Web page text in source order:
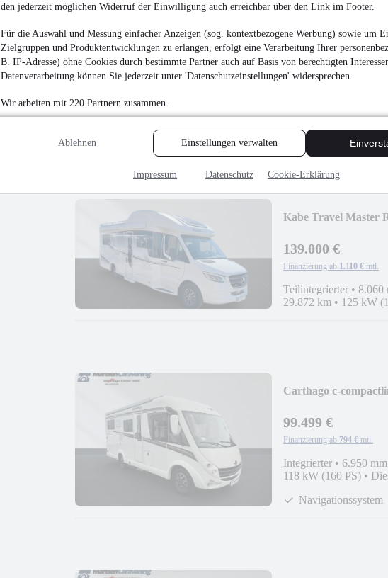
den jederzeit möglichen Widerruf der Einwilligung auch erreichbar über den Link im Footer.
Für die Auswahl und Messung einfacher Anzeigen (sog. kontextbezogene Werbung) sowie um
Zielgruppen und Produktentwicklungen zu erlangen, erfolgt eine Verarbeitung Ihrer
B. IP-Adresse) ohne Cookies durch bestimmte Partner auch auf Basis von berechtigten
Datenverarbeitung können Sie jederzeit unter 'Datenschutzeinstellungen' widersprechen.
Wir arbeiten mit 220 Partnern zusammen.
Ablehnen Einstellungen verwalten
Impressum Datenschutz Cookie-Erklärung
74.900 €
Finanzierung ab 598 € mtl.
Sat-Anlage
Kabe Travel Master
139.000 €
Finanzierung ab 1.110 € mtl.
Teilintegrierter • 8.060
29.872 km • 125 kW
Carthago c-
99.499 €
Finanzierung ab 794 € mtl.
Integrierter • 6.950 mm
118 kW (160 PS) •
Navigationssystem